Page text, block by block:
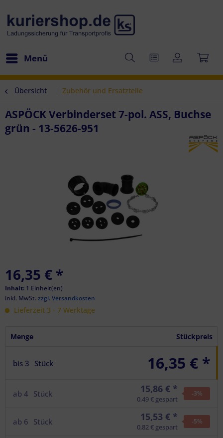
Menü
Übersicht Zubehör und Ersatzteile
ASPÖCK Verbinderset 7-pol. ASS, Buchse
grün - 13-5626-951
16,35 € *
Inhalt: 1 Einheit(en)
inkl. MwSt. zzgl. Versandkosten
Lieferzeit 3 - 7 Werktage
Menge Stückpreis
bis 3 Stück 16,35 € *
ab 4 Stück 15,86 € *
0,49 € gespart
-3%
ab 6 Stück 15,53 € *
0,82 € gespart
-5%